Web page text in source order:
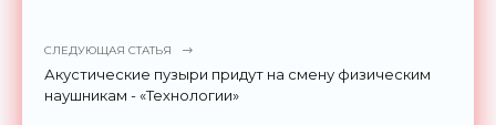
СЛЕДУЮЩАЯ СТАТЬЯ
Акустические пузыри придут на смену физическим
наушникам - «Технологии»